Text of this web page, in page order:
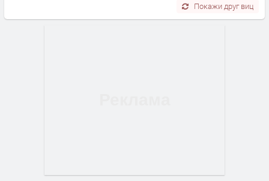
Покажи друг виц